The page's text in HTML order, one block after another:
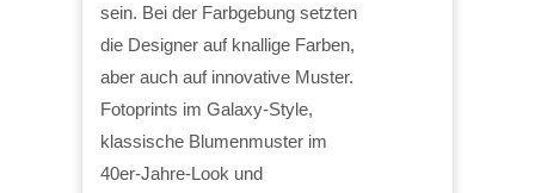
sein. Bei der Farbgebung setzten
die Designer auf knallige Farben,
aber auch auf innovative Muster.
Fotoprints im Galaxy-Style,
klassische Blumenmuster im
40er-Jahre-Look und